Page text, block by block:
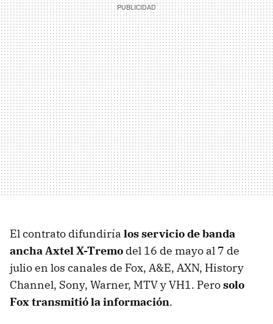
El contrato difundiría los servicio de banda
ancha Axtel X-Tremo del 16 de mayo al 7 de
julio en los canales de Fox, A&E, AXN, History
Channel, Sony, Warner, MTV y VH1. Perosolo
Fox transmitió la información.